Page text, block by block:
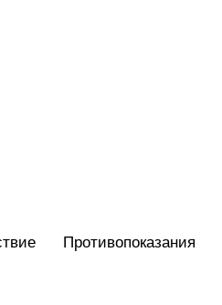
Противопоказания